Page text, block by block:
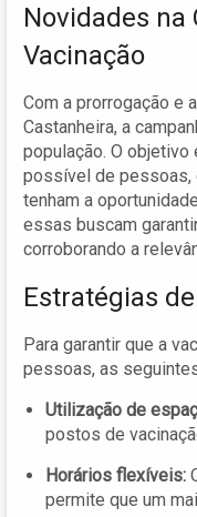
Novidades na
Vacinação
Com a prorrogação e
Castanheira, a
população. O objetivo
possível de pessoas,
tenham a
essas buscam
corroborando a
Estratégias
Para garantir que a
pessoas, as
Utilização de
postos de
Horários flexíveis:
permite que um